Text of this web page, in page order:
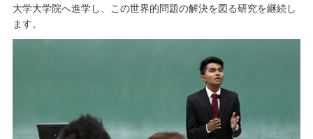
大学大学院へ進学し、この世界的問題の解決を図る研究を継続し
ます。